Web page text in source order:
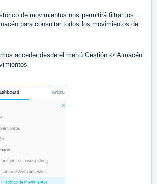
de movimientos nos permitirá filtrar los
para consultar todos los movimientos de
acceder desde el menú Gestión -> Almacén